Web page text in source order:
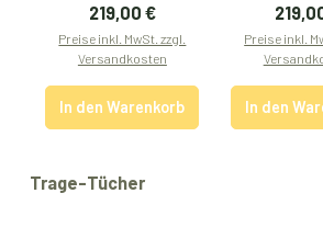
Regulärer Preis:
219,00 €
Preise inkl. MwSt. zzgl.
Versandkosten
In den Warenkorb
Preise inkl.
In den
Produktgalerie überspringen
Trage-Tücher